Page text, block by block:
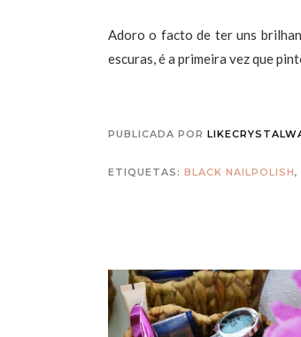
Adoro o facto de ter uns
escuras, é a primeira vez que
PUBLICADA POR
ETIQUETAS: BLACK NAILPOLISH,